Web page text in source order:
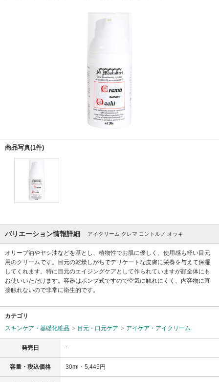
商品写真(1件)
バリエーション情報詳細 アイクリーム クレマ コントルノ オッキ
オリーブ油やヤシ油などを基とし、植物性でお肌に優しく、使用感も軽い目元
用のクリームです。目元の乾燥しがちでデリケートな皮膚に栄養を与えて保湿
してくれます。特に目元のエイジングケアとして作られていますが顔全体にも
お使いいただけます。容器はポンプ式ですので空気に触れにくく、内容物に直
接触れないので非常に衛生的です。
カテゴリ
スキンケア・基礎化粧品
目元・口元ケア アイケア・アイクリーム
発売日 -
容量・税込価格 30ml・5,445円